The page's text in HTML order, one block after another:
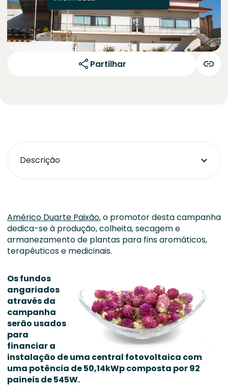
Partilhar
Descrição
Américo Duarte Paixão, o promotor desta campanha
dedica-se à produção, colheita, secagem e
armanezamento de plantas para fins aromáticos,
terapêuticos e medicinais.
Os fundos
angariados
através da
campanha
serão usados
para
financiar a
instalação de uma central fotovoltaica com
uma potência de 50,14kWp composta por 92
paineis de 545W.